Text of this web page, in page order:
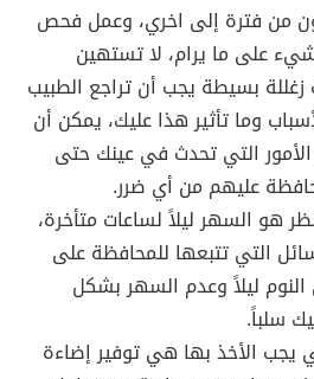
من فترة إلى اخري، وعمل فحص
شيء على ما يرام، لا تستهين
زغللة بسيطة يجب أن تراجع الطبيب
وما تأثير هذا عليك، يمكن أن
التي تحدث في عينك حتى
عليهم من أي ضرر.
هو السهر ليلاً لساعات متأخرة،
التي تتبعها للمحافظة على
ليلاً وعدم السهر بشكل
سلباً.
يجب الأخذ بها هي توفير إضاءة